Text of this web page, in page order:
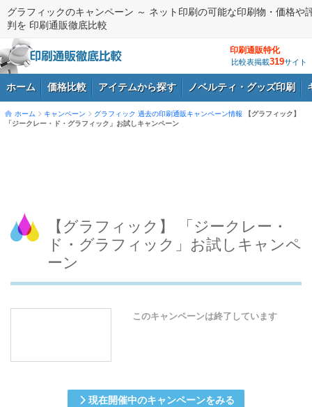
グラフィックのキャンペーン ～ ネット印刷の可能な印刷物・価格や
判を 印刷通販徹底比較
印刷通販特化
比較表掲載319サイト
ホーム 価格比較 アイテムから探す ノベルティ・グッズ印刷
ホーム キャンペーン グラフィック 過去の印刷通販キャンペーン情報
【グラフィック】
「ジークレー・ド・グラフィック」お試しキャンペーン
【グラフィック】 「ジークレー・
ド・グラフィック」お試しキャンペ
ーン
このキャンペーンは終了しています
現在開催中のキャンペーンをみる